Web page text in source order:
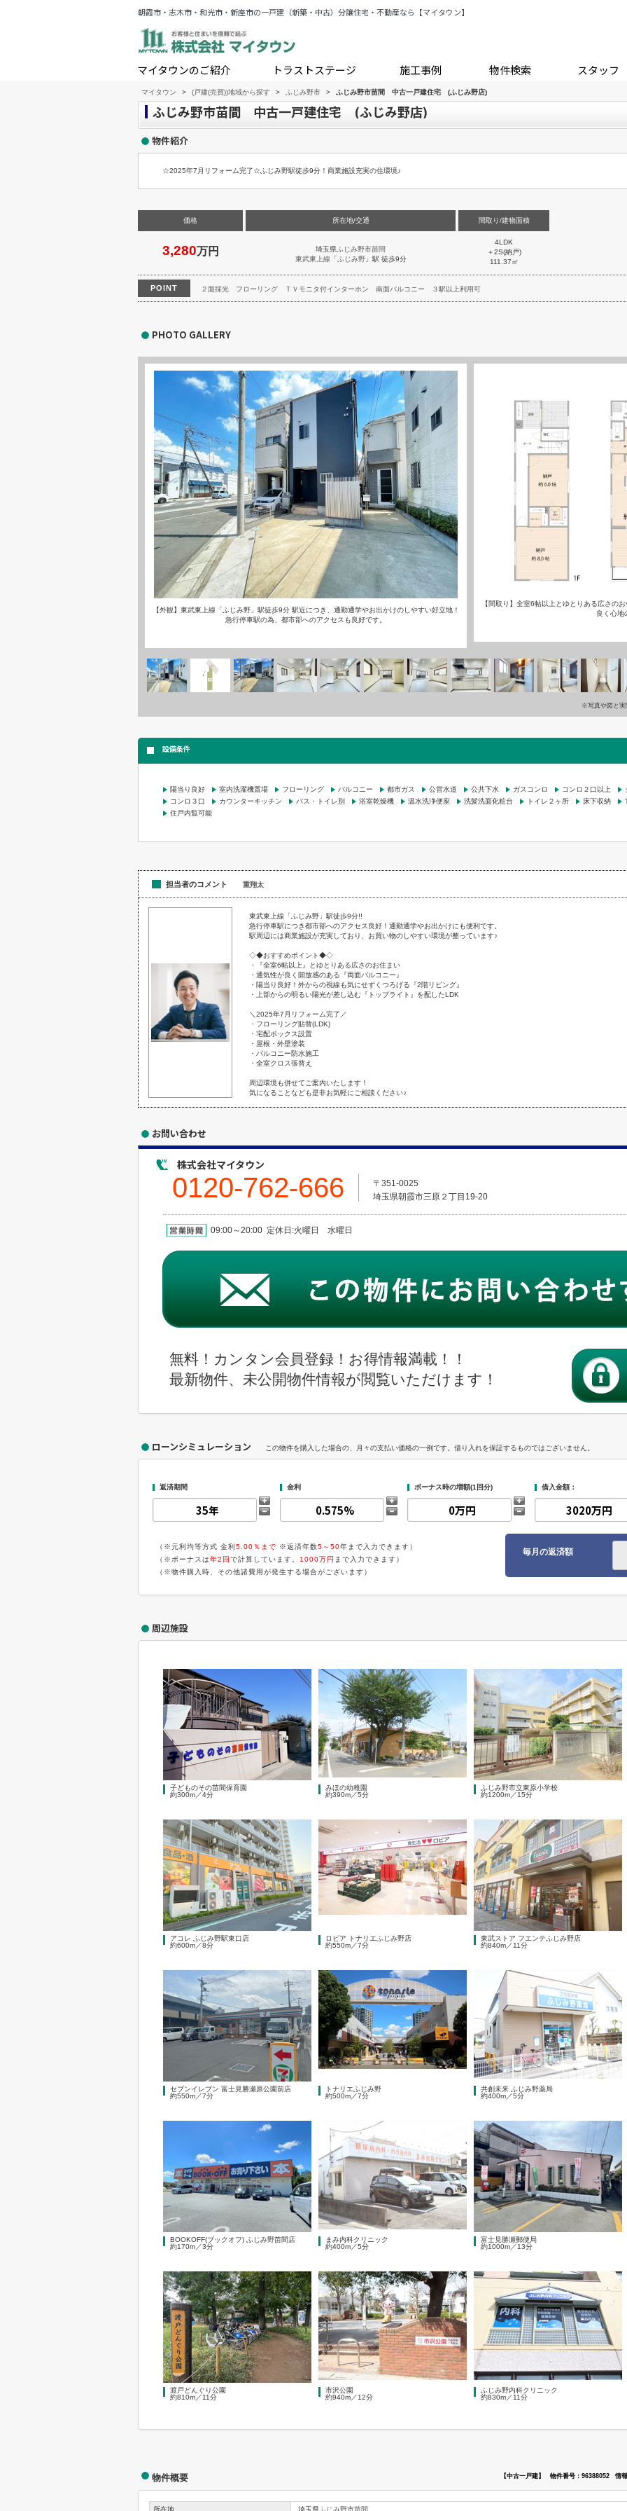
朝霞市・志木市・和光市・新座市の一戸建（新築・中古）分譲住宅・不動産なら【マイタウン】
マイタウンのご紹介 トラストステージ 施工事例 物件検索 スタッフ
マイタウン > (戸建(売買))地域から探す > ふじみ野市 > ふじみ野市苗間 中古一戸建住宅 (ふじみ野店)
ふじみ野市苗間 中古一戸建住宅 (ふじみ野店)
物件紹介
☆2025年7月リフォーム完了☆ふじみ野駅徒歩9分！商業施設充実の住環境♪
価格
3,280万円
所在地/交通
埼玉県 ふじみ野市苗間
東武東上線 「 ふじみ野」駅 徒歩9分
間取り/建物面積
4LDK
＋2S(納戸)
111.37㎡
POINT ２面採光 フローリング ＴＶモニタ付インターホン 南面バルコニー ３駅以上利用可
PHOTO GALLERY
【外観】東武東上線「ふじみ野」駅徒歩9分 駅近につき、通勤通学やお出かけのしやすい好立地！
急行停車駅の為、都市部へのアクセスも良好です。
【間取り】全室6帖以上とゆとりある広さの
良く心地
※写真や図と実
設備条件
陽当り良好 室内洗濯機置場 フローリング バルコニー 都市ガス 公営水道 公共下水 ガスコンロ コンロ２口以上
コンロ３口
カウンターキッチン バス・トイレ別 浴室乾燥機 温水洗浄便座 洗髪洗面化粧台 トイレ２ヶ所 床下収納
住戸内覧可能
担当者のコメント 重翔太
東武東上線「ふじみ野」駅徒歩9分!!
急行停車駅につき都市部へのアクセス良好！通勤通学やお出かけにも便利です。
駅周辺には商業施設が充実しており、お買い物のしやすい環境が整っています♪
◇◆おすすめポイント◆◇
・『全室6帖以上』とゆとりある広さのお住まい
・通気性が良く開放感のある『両面バルコニー』
・陽当り良好！外からの視線も気にせずくつろげる『2階リビング』
・上部からの明るい陽光が差し込む『トップライト』を配したLDK
＼2025年7月リフォーム完了／
・フローリング貼替(LDK)
・宅配ボックス設置
・屋根・外壁塗装
・バルコニー防水施工
・全室クロス張替え
周辺環境も併せてご案内いたします！
気になることなども是非お気軽にご相談ください♪
お問い合わせ
株式会社マイタウン
0120-762-666
〒351-0025
埼玉県朝霞市三原２丁目19-20
09:00～20:00 定休日:火曜日 水曜日
無料！カンタン会員登録！お得情報満載！！
最新物件、未公開物件情報が閲覧いただけます！
ローンシミュレーション この物件を購入した場合の、月々の支払い価格の一例です。借り入れを保証するものではございません。
返済期間 金利 ボーナス時の増額(1回分) 借入金額：
（※元利均等方式 金利 5.00％まで ※返済年数5～50年まで入力できます）
（※ボーナスは年2回で計算しています。 1000万円 まで入力できます）
（※物件購入時、その他諸費用が発生する場合がございます）
毎月の返済額
周辺施設
子どものその苗間保育園
約300m／4分
みほの幼稚園
約390m／5分
ふじみ野市立東原小学校
約1200m／15分
アコレ ふじみ野駅東口店
約600m／8分
ロピア トナリエふじみ野店
約550m／7分
東武ストア フエンテふじみ野店
約840m／11分
セブンイレブン 富士見勝瀬原公園前店
約550m／7分
トナリエふじみ野
約500m／7分
共創未来 ふじみ野薬局
約400m／5分
BOOKOFF(ブックオフ) ふじみ野苗間店
約170m／3分
まみ内科クリニック
約400m／5分
富士見勝瀬郵便局
約1000m／13分
渡戸どんぐり公園
約810m／11分
市沢公園
約940m／12分
ふじみ野内科クリニック
約830m／11分
物件概要 【中古一戸建】 物件番号：96388052 情
所在地 埼玉県 ふじみ野市苗間